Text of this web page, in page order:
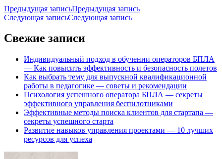
Предыдущая записьПредыдущая запись
Следующая записьСледующая запись
Свежие записи
Индивидуальный подход в обучении операторов БПЛА
— Как повысить эффективность и безопасность полетов
Как выбрать тему для выпускной квалификационной
работы в педагогике — советы и рекомендации
Психология успешного оператора БПЛА — секреты
эффективного управления беспилотниками
Эффективные методы поиска клиентов для стартапа —
секреты успешного старта
Развитие навыков управления проектами — 10 лучших
ресурсов для успеха